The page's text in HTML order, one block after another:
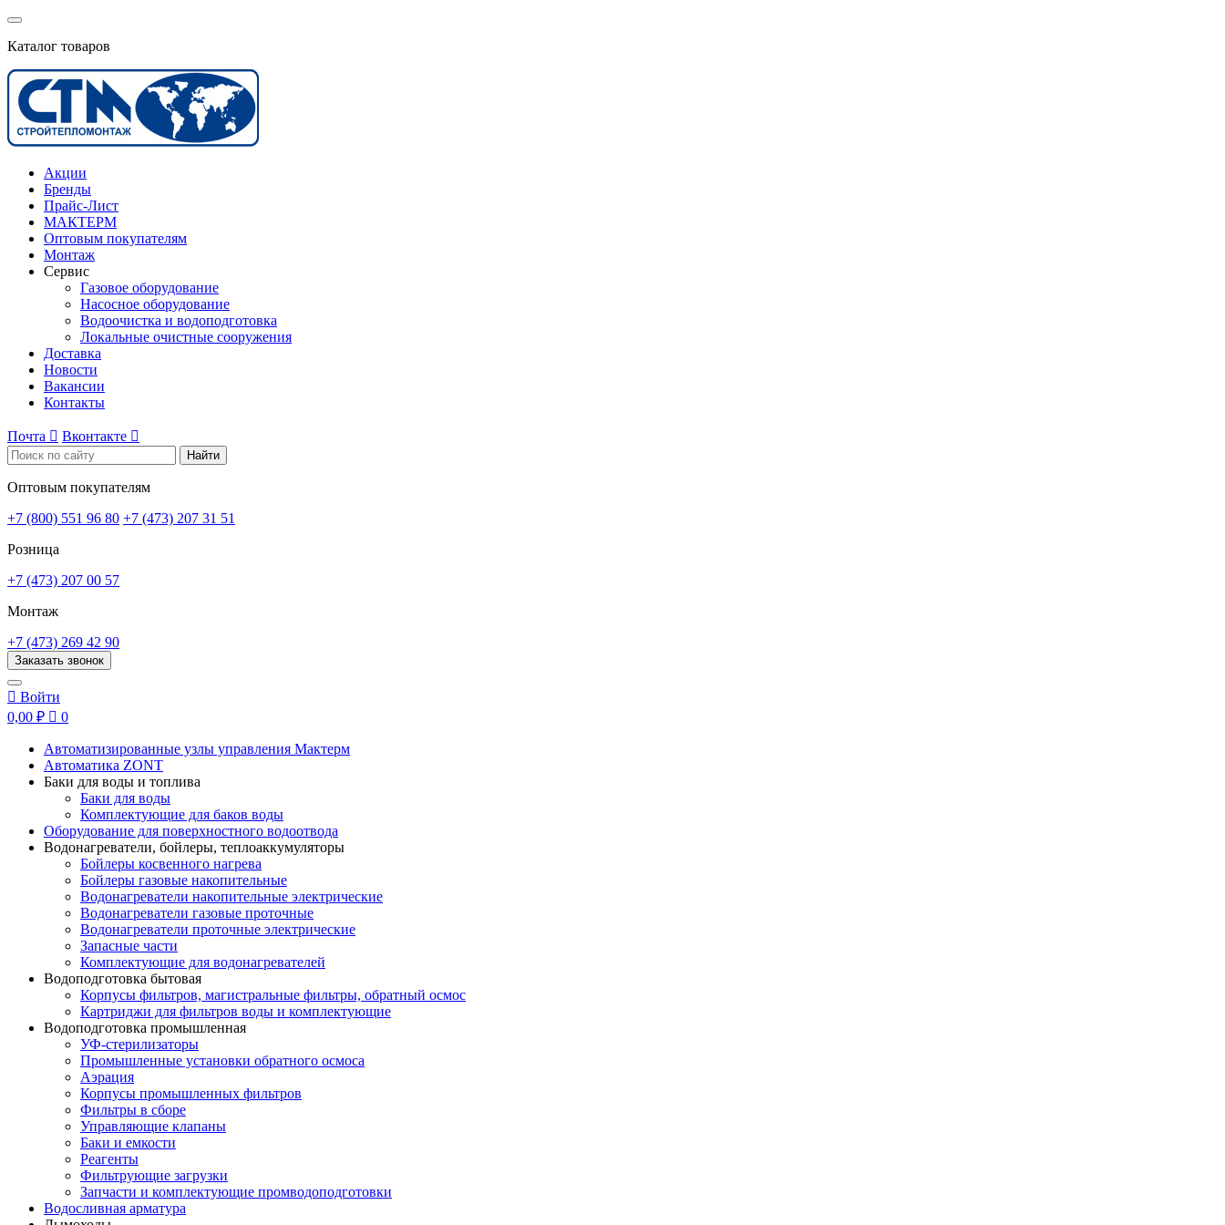
Каталог товаров
Акции
Бренды
Прайс-Лист
МАКТЕРМ
Оптовым покупателям
Монтаж
Сервис
Газовое оборудование
Насосное оборудование
Водоочистка и водоподготовка
Локальные очистные сооружения
Доставка
Новости
Вакансии
Контакты
Почта  Вконтакте 
Найти
Оптовым покупателям
+7 (800) 551 96 80 +7 (473) 207 31 51
Розница
+7 (473) 207 00 57
Монтаж
+7 (473) 269 42 90
Заказать звонок
 Войти
0,00 ₽  0
Автоматизированные узлы управления Мактерм
Автоматика ZONT
Баки для воды и топлива
Баки для воды
Комплектующие для баков воды
Оборудование для поверхностного водоотвода
Водонагреватели, бойлеры, теплоаккумуляторы
Бойлеры косвенного нагрева
Бойлеры газовые накопительные
Водонагреватели накопительные электрические
Водонагреватели газовые проточные
Водонагреватели проточные электрические
Запасные части
Комплектующие для водонагревателей
Водоподготовка бытовая
Корпусы фильтров, магистральные фильтры, обратный осмос
Картриджи для фильтров воды и комплектующие
Водоподготовка промышленная
УФ-стерилизаторы
Промышленные установки обратного осмоса
Аэрация
Корпусы промышленных фильтров
Фильтры в сборе
Управляющие клапаны
Баки и емкости
Реагенты
Фильтрующие загрузки
Запчасти и комплектующие промводоподготовки
Водосливная арматура